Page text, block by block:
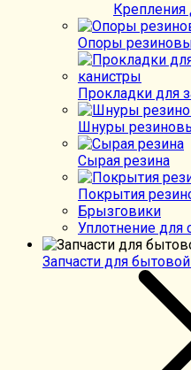
Крепления
Опоры
Прокладки для
Шнуры
Сырая резина
Покрытия
Брызговики
Уплотнение для
Запчасти для